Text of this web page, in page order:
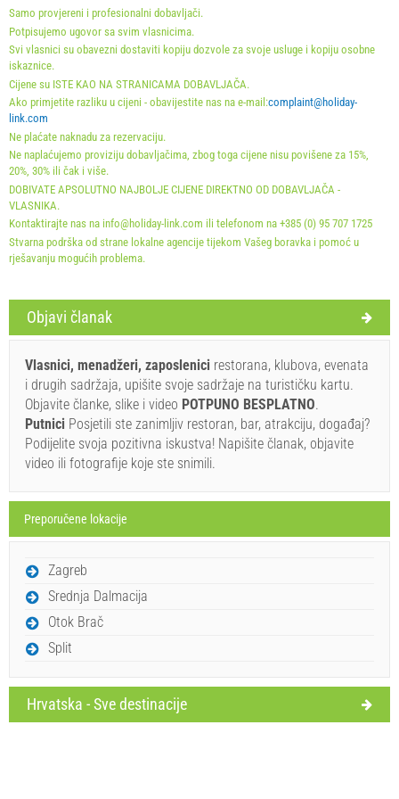
Obavezno:Prijava gostiju (01.07. - 31.08): 10 EUR (once -
za_person), Prijava gostiju (01.01 - 30.06. / 01.09. - 31.12.):
5 EUR (once - za_person)
Rezervirajte i čekajte na potvrdu
Ukoliko ne želite odmah rezervirati i imate još pitanja,
upišite ih ispod i kliknite ˝Pošalji upit˝.
Pošalji upit
Samo provjereni i profesionalni dobavljači.
Potpisujemo ugovor sa svim vlasnicima.
Svi vlasnici su obavezni dostaviti kopiju dozvole za svoje usluge i kopiju osobne
iskaznice.
Cijene su ISTE KAO NA STRANICAMA DOBAVLJAČA.
Ako primjetite razliku u cijeni - obavijestite nas na e-mail:complaint@holiday-
link.com
Ne plaćate naknadu za rezervaciju.
Ne naplaćujemo proviziju dobavljačima, zbog toga cijene nisu povišene za 15%,
20%, 30% ili čak i više.
DOBIVATE APSOLUTNO NAJBOLJE CIJENE DIREKTNO OD DOBAVLJAČA -
VLASNIKA.
Kontaktirajte nas na info@holiday-link.com ili telefonom na +385 (0) 95 707 1725
Stvarna podrška od strane lokalne agencije tijekom Vašeg boravka i pomoć u
rješavanju mogućih problema.
Objavi članak
Vlasnici, menadžeri, zaposlenici restorana, klubova, evenata
i drugih sadržaja, upišite svoje sadržaje na turističku kartu.
Objavite članke, slike i video POTPUNO BESPLATNO.
Putnici Posjetili ste zanimljiv restoran, bar, atrakciju, događaj?
Podijelite svoja pozitivna iskustva! Napišite članak, objavite
video ili fotografije koje ste snimili.
Preporučene lokacije
Zagreb
Srednja Dalmacija
Otok Brač
Split
Hrvatska - Sve destinacije